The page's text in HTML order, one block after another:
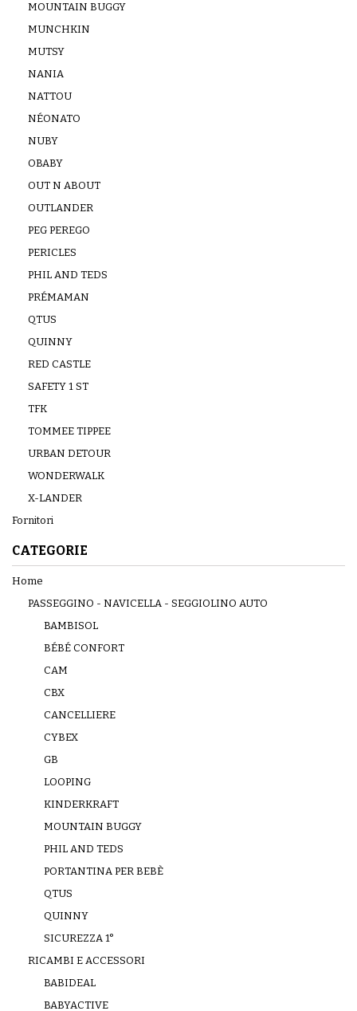
MOUNTAIN BUGGY
MUNCHKIN
MUTSY
NANIA
NATTOU
NÉONATO
NUBY
OBABY
OUT N ABOUT
OUTLANDER
PEG PEREGO
PERICLES
PHIL AND TEDS
PRÉMAMAN
QTUS
QUINNY
RED CASTLE
SAFETY 1 ST
TFK
TOMMEE TIPPEE
URBAN DETOUR
WONDERWALK
X-LANDER
Fornitori
CATEGORIE
Home
PASSEGGINO - NAVICELLA - SEGGIOLINO AUTO
BAMBISOL
BÉBÉ CONFORT
CAM
CBX
CANCELLIERE
CYBEX
GB
LOOPING
KINDERKRAFT
MOUNTAIN BUGGY
PHIL AND TEDS
PORTANTINA PER BEBÈ
QTUS
QUINNY
SICUREZZA 1°
RICAMBI E ACCESSORI
BABIDEAL
BABYACTIVE